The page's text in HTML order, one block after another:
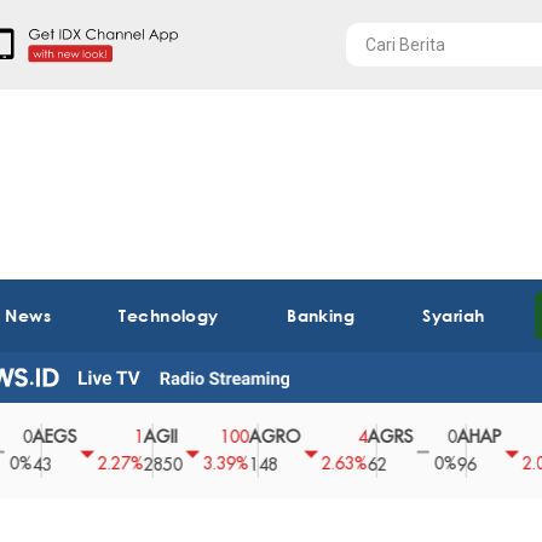
Technology Banking Syariah
2.27% 2850
100
3.39%
AGRO
148
2.63%
AGRS
62
0
0%
AHAP
2.04%